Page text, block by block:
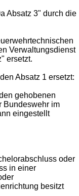
Absatz 3" durch die
Verwaltungsdienst
ersetzt.
Absatz 1 ersetzt:
gehobenen
Bundeswehr im
eingestellt
oder
in einer
besitzt